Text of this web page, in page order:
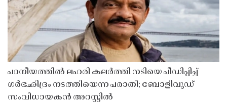
പാനീയത്തിൽ ലഹരി കലർത്തി നടിയെ പീഡിപ്പിച്ച്
ഗർഭഛിദ്രം നടത്തിയെന്ന പരാതി; ബോളിവുഡ്
സംവിധായകൻ അറസ്റ്റിൽ